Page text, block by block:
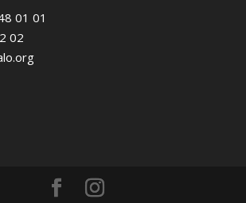
01 01
02